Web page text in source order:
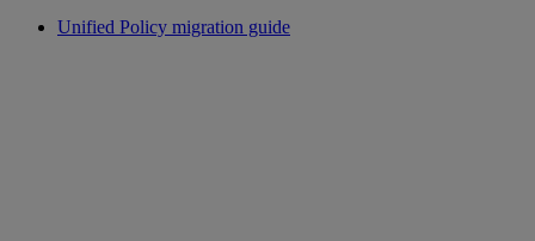
Unified Policy migration guide